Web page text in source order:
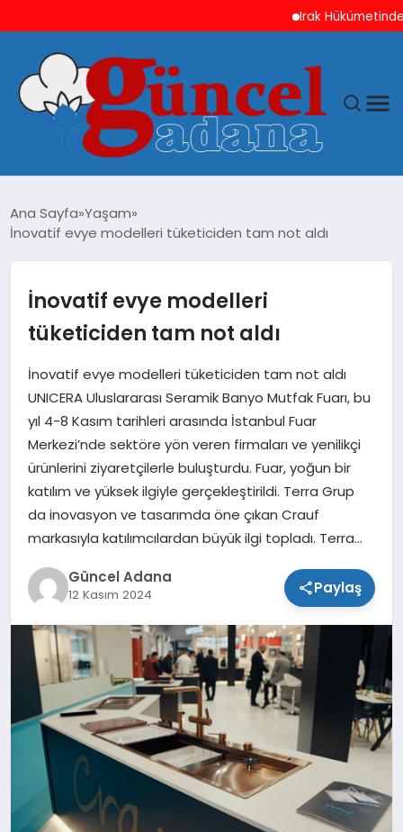
Irak Hükümetinden
YAŞAM
MAGAZIN
SPOR
Ana Sayfa Yaşam
İnovatif evye modelleri tüketiciden tam not aldı
İnovatif evye modelleri
tüketiciden tam not aldı
İnovatif evye modelleri tüketiciden tam not aldı
UNICERA Uluslararası Seramik Banyo Mutfak Fuarı, bu
yıl 4-8 Kasım tarihleri arasında İstanbul Fuar
Merkezi’nde sektöre yön veren firmaları ve yenilikçi
ürünlerini ziyaretçilerle buluşturdu. Fuar, yoğun bir
katılım ve yüksek ilgiyle gerçekleştirildi. Terra Grup
da inovasyon ve tasarımda öne çıkan Crauf
markasıyla katılımcılardan büyük ilgi topladı. Terra…
Güncel Adana
12 Kasım 2024 Paylaş